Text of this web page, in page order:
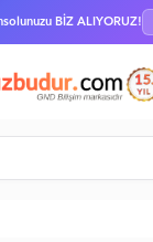
BİZ ALIYORUZ!